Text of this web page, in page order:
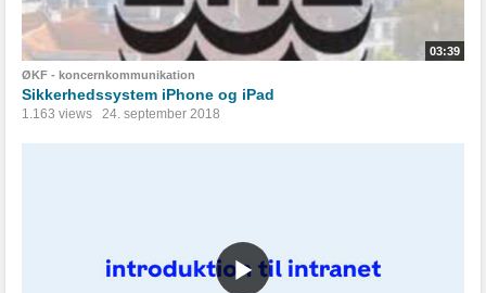
03:39
ØKF - koncernkommunikation
Sikkerhedssystem iPhone og iPad
1.163 views 24. september 2018